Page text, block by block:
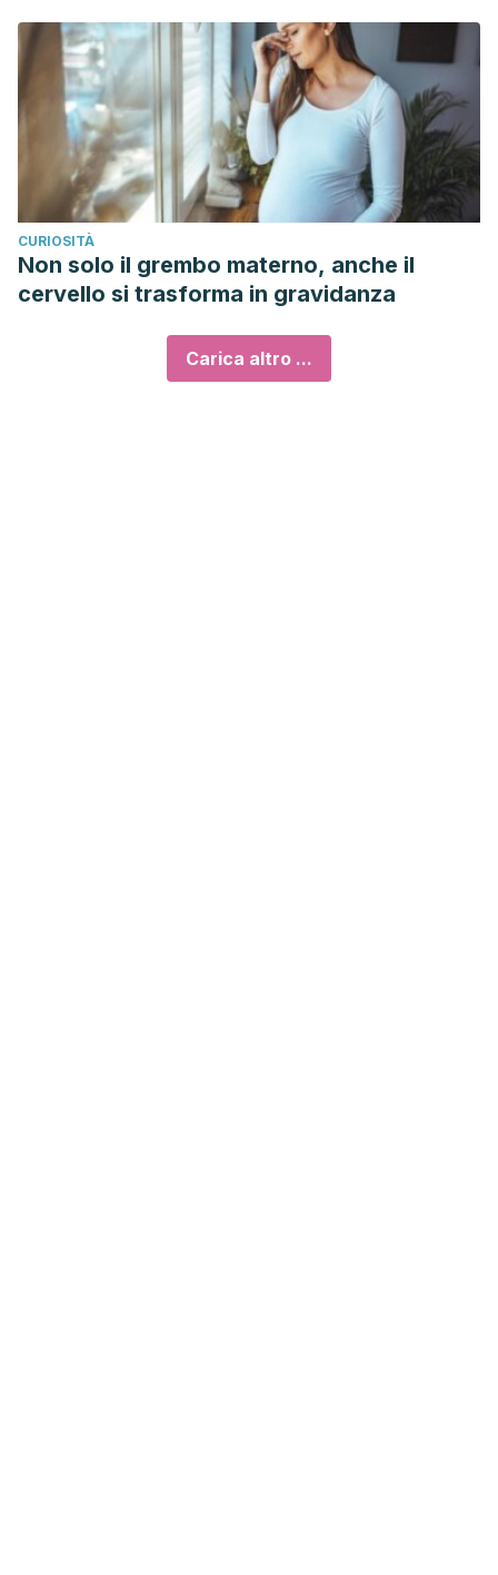
CURIOSITÀ
Non solo il grembo materno, anche il
cervello si trasforma in gravidanza
Carica altro ...